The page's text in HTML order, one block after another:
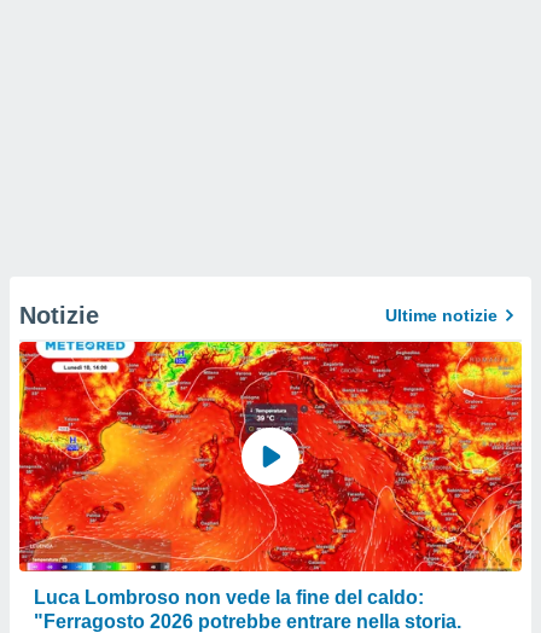
Notizie Ultime notizie
Luca Lombroso non vede la fine del caldo:
"Ferragosto 2026 potrebbe entrare nella storia.